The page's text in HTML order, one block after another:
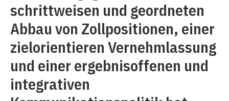
schrittweisen und geordneten
Abbau von Zollpositionen, einer
zielorientieren Vernehmlassung
und einer ergebnisoffenen und
integrativen